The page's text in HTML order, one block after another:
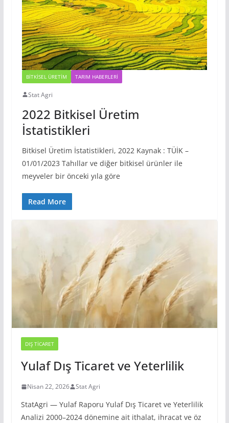
BITKISEL ÜRETIM TARIM HABERLERI
Stat Agri
2022 Bitkisel Üretim
İstatistikleri
Bitkisel Üretim İstatistikleri, 2022 Kaynak : TÜİK –
01/01/2023 Tahıllar ve diğer bitkisel ürünler ile
meyveler bir önceki yıla göre
Read More
DIŞ TICARET
Yulaf Dış Ticaret ve Yeterlilik
Nisan 22, 2026 Stat Agri
StatAgri — Yulaf Raporu Yulaf Dış Ticaret ve Yeterlilik
Analizi 2000–2024 dönemine ait ithalat, ihracat ve öz